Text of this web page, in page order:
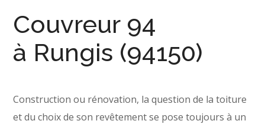
Couvreur 94
à Rungis (94150)
Construction ou rénovation, la question de la toiture
et du choix de son revêtement se pose toujours à un